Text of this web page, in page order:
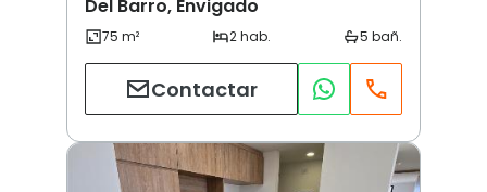
Del Barro, Envigado
Contactar